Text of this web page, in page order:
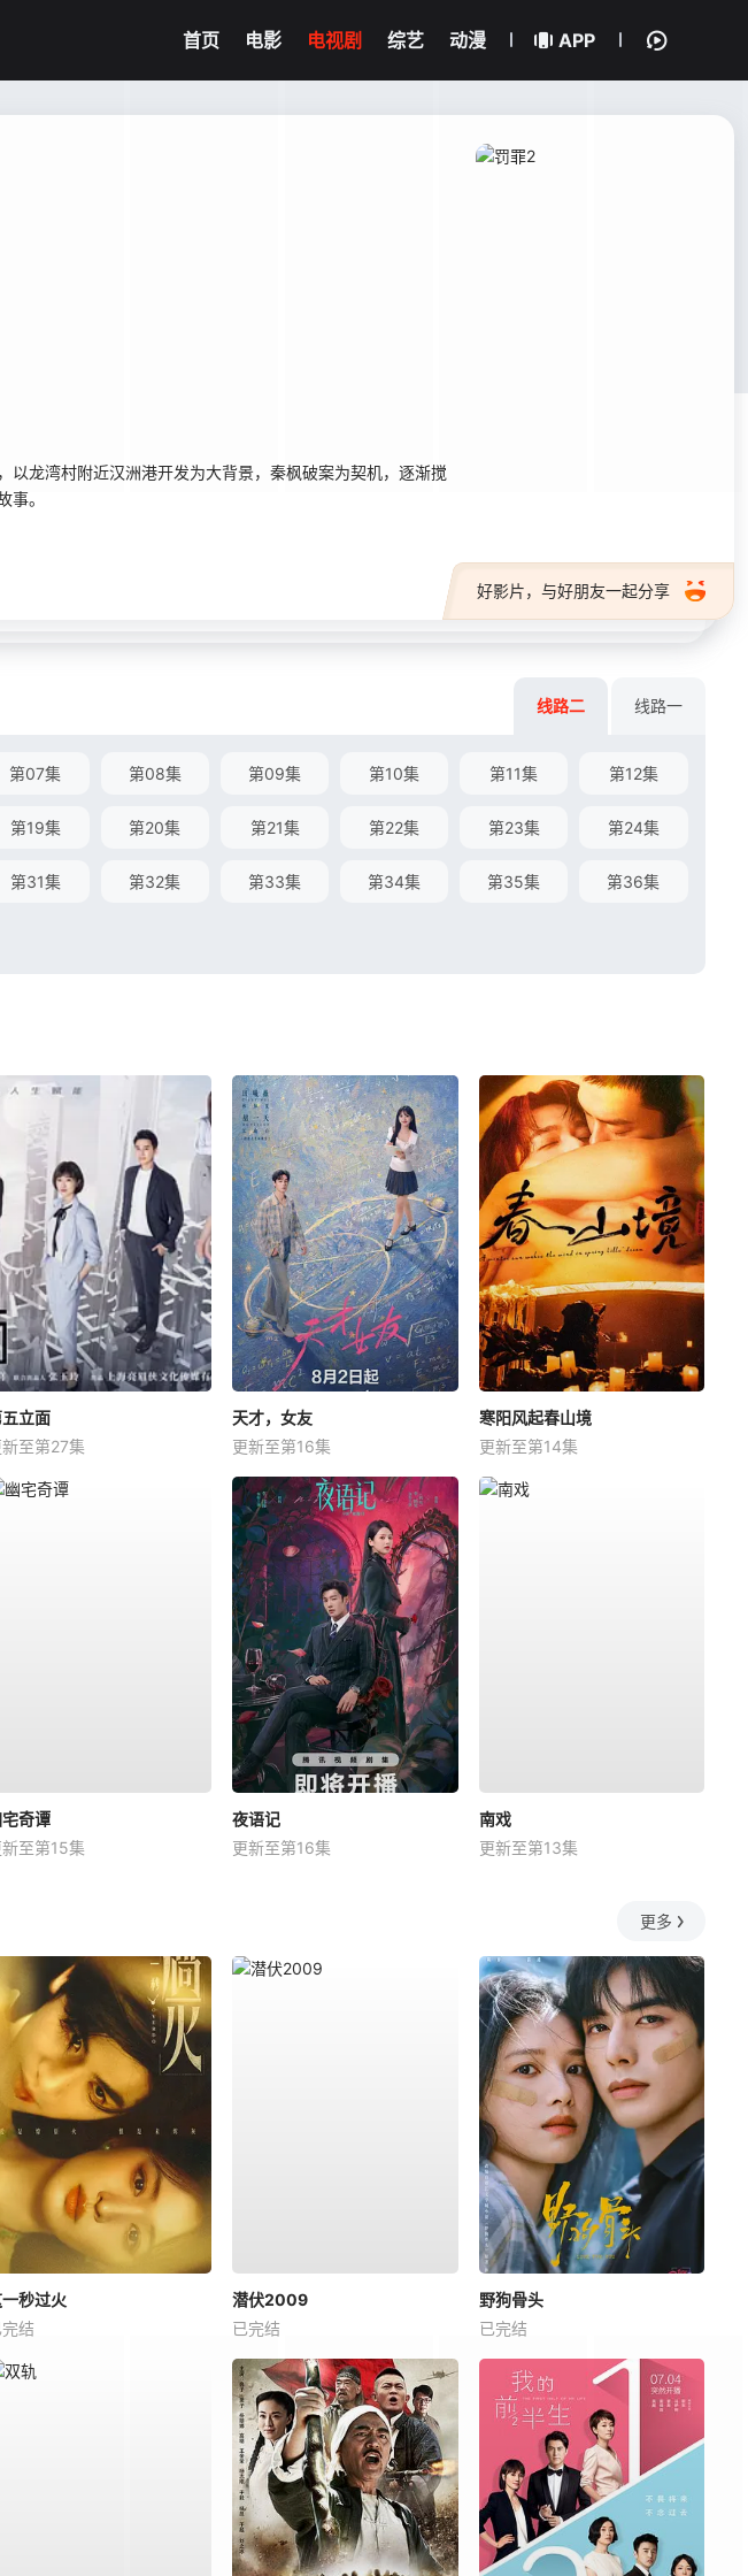
首页 电影 电视剧 综艺 动漫 APP
龙湾村附近汉洲港开发为大背景，秦枫破案为契机，逐渐搅
。
好影片，与好朋友一起分享
线路二 线路一
第07集 第08集 第09集 第10集 第11集 第12集
第19集 第20集 第21集 第22集 第23集 第24集
第31集 第32集 第33集 第34集 第35集 第36集
立面
至第27集
天才，女友
更新至第16集
寒阳风起春山境
更新至第14集
奇谭
至第15集
夜语记
更新至第16集
南戏
更新至第13集
更多
秒过火
结
潜伏2009
已完结
野狗骨头
已完结